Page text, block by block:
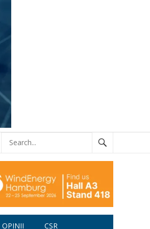
OPINII CSR